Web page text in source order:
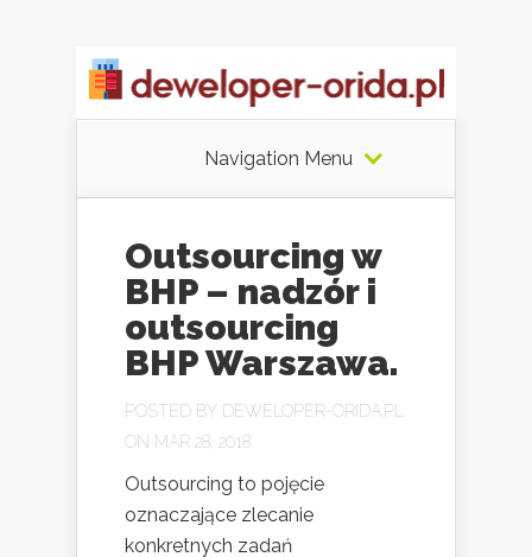
Navigation Menu
Outsourcing w
BHP – nadzór i
outsourcing
BHP Warszawa.
POSTED BY DEWELOPER-ORIDA.PL
ON MAR 28, 2018
Outsourcing to pojęcie
oznaczające zlecanie
konkretnych zadań